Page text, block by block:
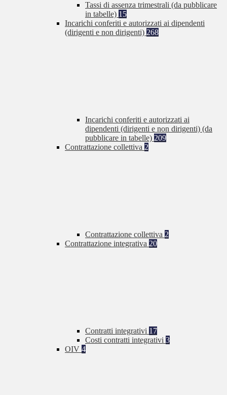
Tassi di assenza trimestrali (da pubblicare
in tabelle) 15
Incarichi conferiti e autorizzati ai dipendenti
(dirigenti e non dirigenti) 268
Incarichi conferiti e autorizzati ai
dipendenti (dirigenti e non dirigenti) (da
pubblicare in tabelle) 209
Contrattazione collettiva 2
Contrattazione collettiva 2
Contrattazione integrativa 20
Contratti integrativi 17
Costi contratti integrativi 3
OIV 4